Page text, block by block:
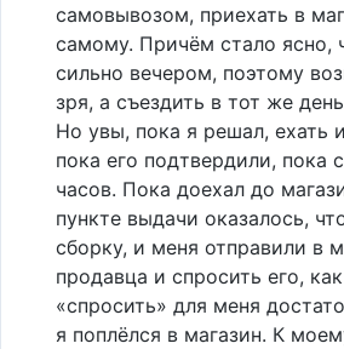
самовывозом, приехать в
самому. Причём стало ясно,
сильно вечером, поэтому
зря, а съездить в тот же
Но увы, пока я решал, ехать
пока его подтвердили, пока
часов. Пока доехал до
пункте выдачи оказалось,
сборку, и меня отправили в
продавца и спросить его,
«спросить» для меня
я поплёлся в магазин. К